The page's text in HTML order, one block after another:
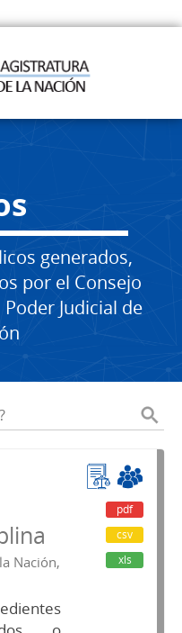
generados,
por el Consejo
Judicial de
Nación,
pdf
csv
xls